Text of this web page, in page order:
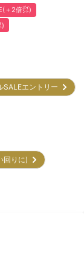
＋2倍㌽)
)
SALEエントリー
回りに)